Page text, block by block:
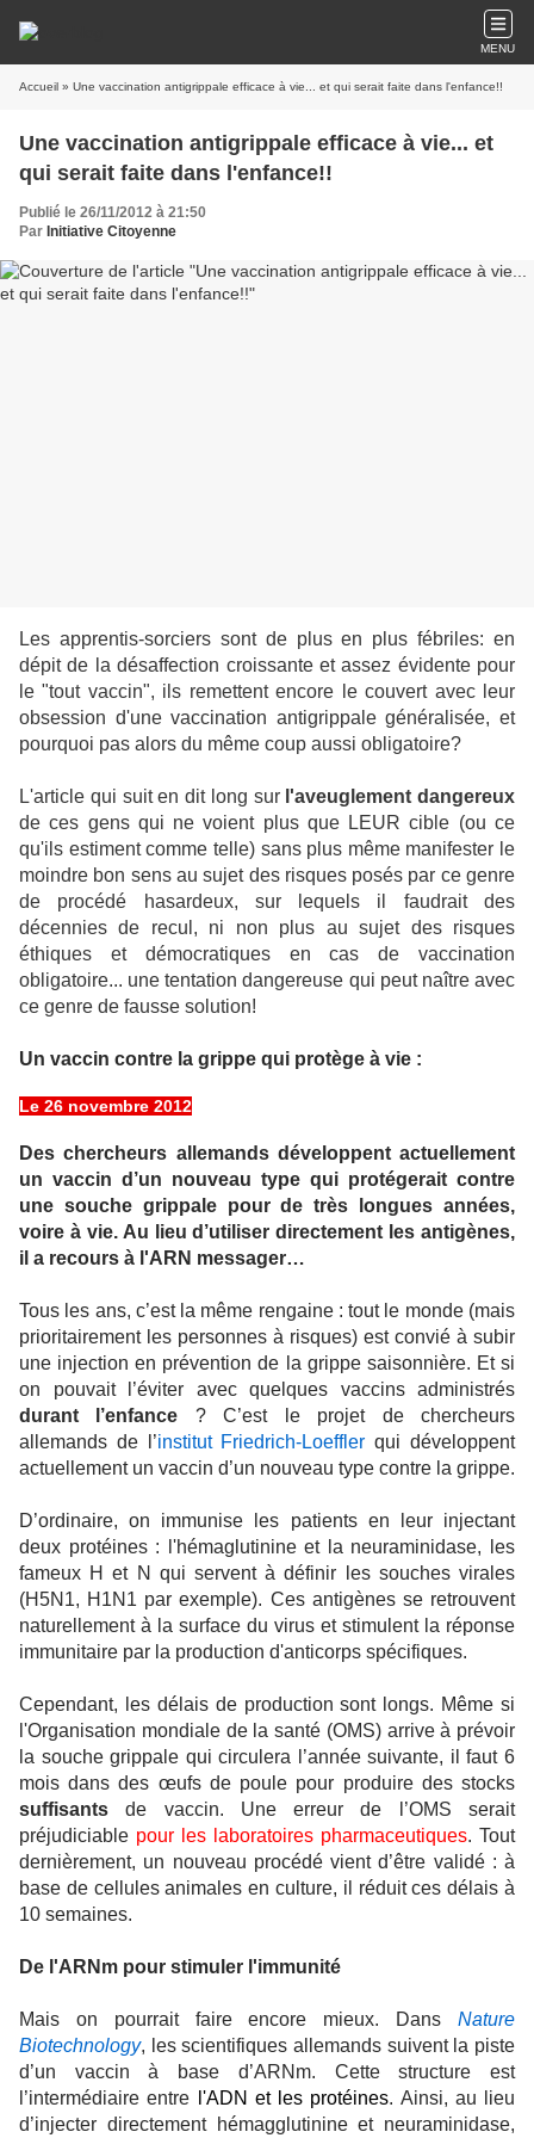
MENU
Accueil » Une vaccination antigrippale efficace à vie... et qui serait faite dans l'enfance!!
Une vaccination antigrippale efficace à vie... et
qui serait faite dans l'enfance!!
Publié le 26/11/2012 à 21:50
Par Initiative Citoyenne
Les apprentis-sorciers sont de plus en plus fébriles: en
dépit de la désaffection croissante et assez évidente pour
le "tout vaccin", ils remettent encore le couvert avec leur
obsession d'une vaccination antigrippale généralisée, et
pourquoi pas alors du même coup aussi obligatoire?
L'article qui suit en dit long sur l'aveuglement dangereux
de ces gens qui ne voient plus que LEUR cible (ou ce
qu'ils estiment comme telle) sans plus même manifester le
moindre bon sens au sujet des risques posés par ce genre
de procédé hasardeux, sur lequels il faudrait des
décennies de recul, ni non plus au sujet des risques
éthiques et démocratiques en cas de vaccination
obligatoire... une tentation dangereuse qui peut naître avec
ce genre de fausse solution!
Un vaccin contre la grippe qui protège à vie :
Le 26 novembre 2012
Des chercheurs allemands développent actuellement
un vaccin d’un nouveau type qui protégerait contre
une souche grippale pour de très longues années,
voire à vie. Au lieu d’utiliser directement les antigènes,
il a recours à l'ARN messager…
Tous les ans, c’est la même rengaine : tout le monde (mais
prioritairement les personnes à risques) est convié à subir
une injection en prévention de la grippe saisonnière. Et si
on pouvait l’éviter avec quelques vaccins administrés
durant l’enfance ? C’est le projet de chercheurs
allemands de l’institut Friedrich-Loeffler qui développent
actuellement un vaccin d’un nouveau type contre la grippe.
D’ordinaire, on immunise les patients en leur injectant
deux protéines : l'hémaglutinine et la neuraminidase, les
fameux H et N qui servent à définir les souches virales
(H5N1, H1N1 par exemple). Ces antigènes se retrouvent
naturellement à la surface du virus et stimulent la réponse
immunitaire par la production d'anticorps spécifiques.
Cependant, les délais de production sont longs. Même si
l'Organisation mondiale de la santé (OMS) arrive à prévoir
la souche grippale qui circulera l’année suivante, il faut 6
mois dans des œufs de poule pour produire des stocks
suffisants de vaccin. Une erreur de l’OMS serait
préjudiciable pour les laboratoires pharmaceutiques. Tout
dernièrement, un nouveau procédé vient d’être validé : à
base de cellules animales en culture, il réduit ces délais à
10 semaines.
De l'ARNm pour stimuler l'immunité
Mais on pourrait faire encore mieux. Dans Nature
Biotechnology, les scientifiques allemands suivent la piste
d’un vaccin à base d’ARNm. Cette structure est
l’intermédiaire entre
l'ADN et les protéines. Ainsi, au lieu
d’injecter directement hémagglutinine et neuraminidase,